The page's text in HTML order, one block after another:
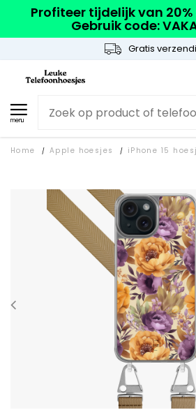
Profiteer tijdelijk van
Gebruik code:
Gratis
menu
Home / Apple hoesjes / iPhone 15